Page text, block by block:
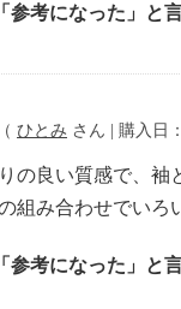
参考になった」と
（ ひとみ さん | 購入日
の良い質感で、
組み合わせでい
参考になった」と